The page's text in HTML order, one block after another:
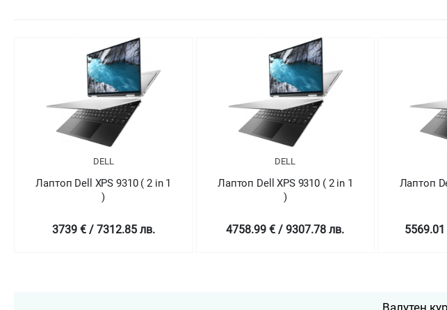
DELL
Лаптоп Dell XPS 9310 ( 2 in 1
)
4758.99 € / 9307.78 лв.
DELL
Лаптоп Dell XPS 9310 ( 2 in 1
)
5569.01 € / 10892.04 лв.
Лаптоп